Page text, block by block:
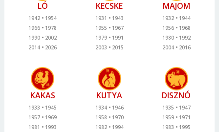
LÓ
1942
1954
1966
1978
1990
2002
2014
2026
KECSKE
1931
1943
1955
1967
1979
1991
2003
2015
MAJOM
1932
1944
1956
1968
1980
1992
2004
2016
KAKAS
1933
1945
1957
1969
1981
1993
KUTYA
1934
1946
1958
1970
1982
1994
DISZNÓ
1935
1947
1959
1971
1983
1995